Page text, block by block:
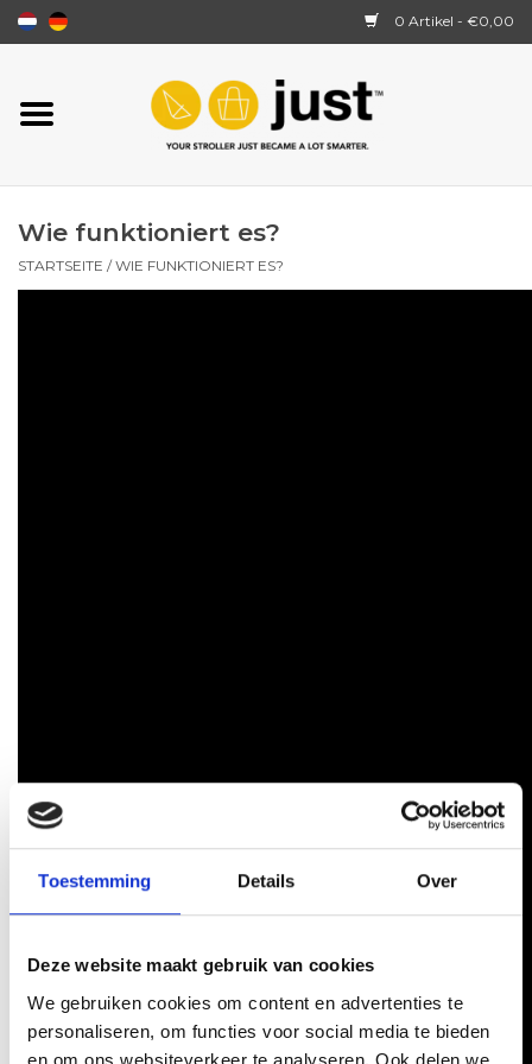
Toestemming Details Over
Deze website maakt gebruik van cookies
We gebruiken cookies om content en advertenties te
personaliseren, om functies voor social media te bieden
en om ons websiteverkeer te analyseren. Ook delen we
0 Artikel - €0,00
Startseite
JustSit
Wie funktioniert es?
Wie funktioniert es?
STARTSEITE /WIE FUNKTIONIERT ES?